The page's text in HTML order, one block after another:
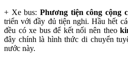
+ Xe bus:Phương tiện công cộng
triển với đầy đủ tiện nghi. Hầu hết
đều có xe bus để kết nối nên theo
đây chính là hình thức di chuyển
nước này.